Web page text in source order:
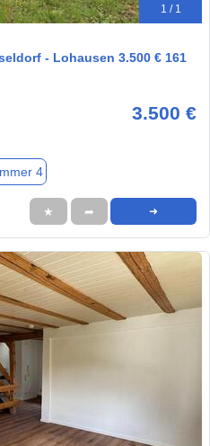
1 / 1
- Lohausen 3.500 € 161
3.500 €
4
★ ➦ ➜